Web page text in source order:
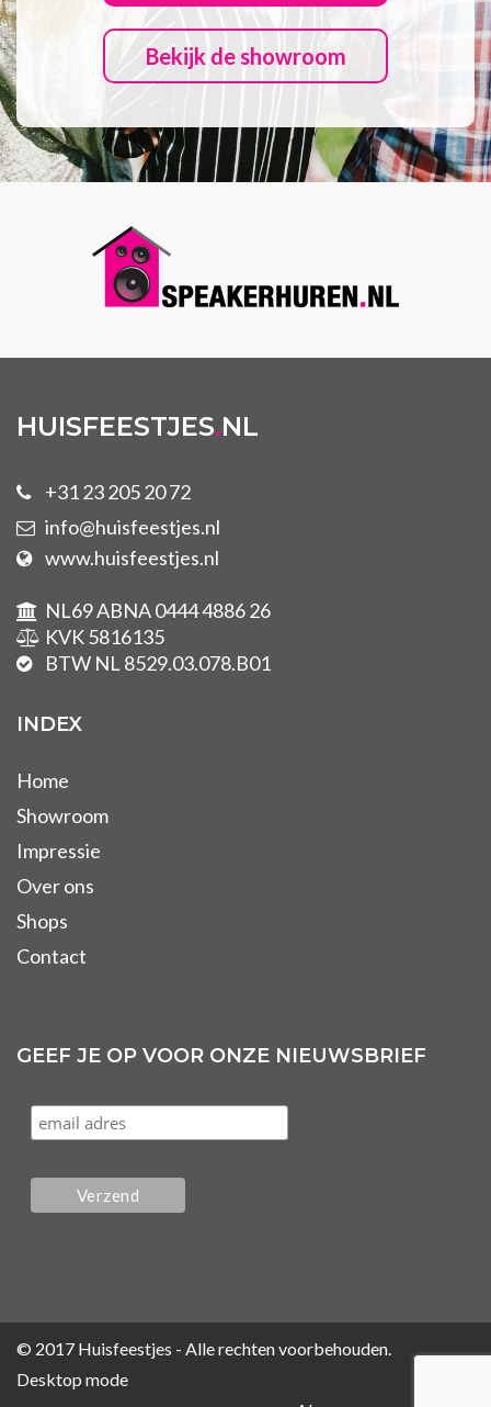
Bekijk de showroom
HUISFEESTJES.NL
+31 23 205 20 72
info@huisfeestjes.nl
www.huisfeestjes.nl
NL69 ABNA 0444 4886 26
KVK 5816135
BTW NL 8529.03.078.B01
INDEX
Home
Showroom
Impressie
Over ons
Shops
Contact
GEEF JE OP VOOR ONZE NIEUWSBRIEF
© 2017 Huisfeestjes - Alle rechten voorbehouden.
Desktop mode